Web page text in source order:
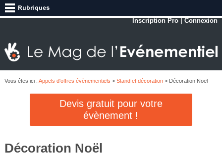
Inscription Pro |Connexion
Vous êtes ici : Appels d'offres évènementiels > Stand et décoration> Décoration Noël
Devis gratuit pour votre
évènement !
Décoration Noël